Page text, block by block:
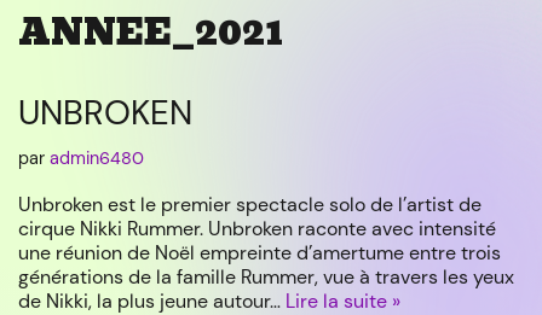
ANNEE_2021
UNBROKEN
par admin6480
Unbroken est le premier spectacle solo de l’artist de
cirque Nikki Rummer. Unbroken raconte avec intensité
une réunion de Noël empreinte d’amertume entre trois
générations de la famille Rummer, vue à travers les yeux
de Nikki, la plus jeune autour… Lire la suite »